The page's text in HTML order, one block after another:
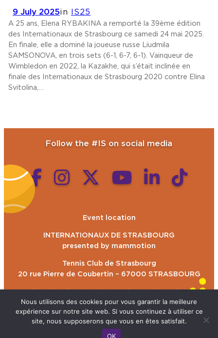
9 July 2025in IS25
A 25 ans, Elena RYBAKINA a remporté la 39ème édition
des Internationaux de Strasbourg ce samedi 24 mai 2025.
En finale, elle a dominé la joueuse russe Liudmila
SAMSONOVA, en trois sets (6-1, 6-7, 6-1). Vainqueur de
Wimbledon en 2022, la Kazakhe, qui s’était inclinée en
finale des Internationaux de Strasbourg 2020 contre Elina
Svitolina,…
Follow the #IS on social media
Event location
INTERNATIONAUX DE STRASBOURG
presented by mammotion
Tennis Club de Strasbourg
20 rue Pierre de Coubertin – 67000 STRASBOURG
Nous utilisons des cookies pour vous garantir la meilleure
expérience sur notre site web. Si vous continuez à utiliser ce
site, nous supposerons que vous en êtes satisfait.
OK